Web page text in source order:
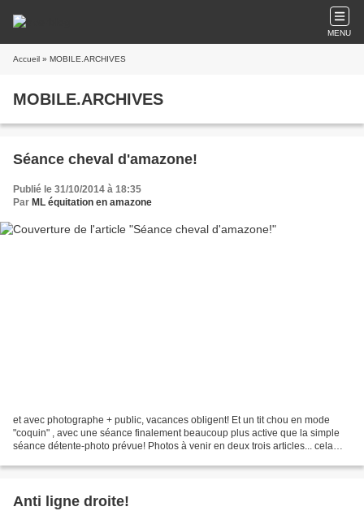
MENU
Accueil » MOBILE.ARCHIVES
MOBILE.ARCHIVES
Séance cheval d'amazone!
Publié le 31/10/2014 à 18:35
Par ML équitation en amazone
et avec photographe + public, vacances obligent! Et un tit chou en mode
"coquin" , avec une séance finalement beaucoup plus active que la simple
séance détente-photo prévue! Photos à venir en deux trois articles... cela
Anti ligne droite!